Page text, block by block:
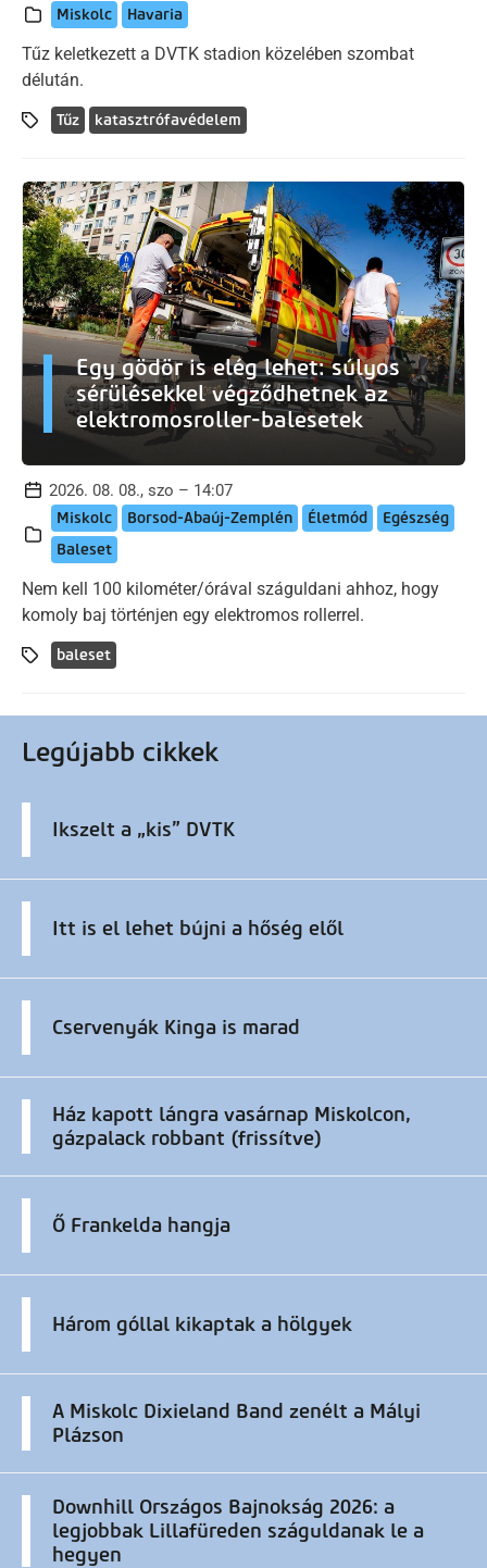
Miskolc Havaria
Tűz keletkezett a DVTK stadion közelében szombat
délután.
Tűz katasztrófavédelem
Egy gödör is elég lehet: súlyos
sérülésekkel végződhetnek az
elektromosroller-balesetek
2026. 08. 08., szo – 14:07
Miskolc Borsod-Abaúj-Zemplén Életmód
Egészség
Baleset
Nem kell 100 kilométer/órával száguldani ahhoz, hogy
komoly baj történjen egy elektromos rollerrel.
baleset
Legújabb cikkek
Ikszelt a „kis” DVTK
Itt is el lehet bújni a hőség elől
Cservenyák Kinga is marad
Ház kapott lángra vasárnap Miskolcon,
gázpalack robbant (frissítve)
Ő Frankelda hangja
Három góllal kikaptak a hölgyek
A Miskolc Dixieland Band zenélt a Mályi
Plázson
Downhill Országos Bajnokság 2026: a
legjobbak Lillafüreden száguldanak le a
hegyen